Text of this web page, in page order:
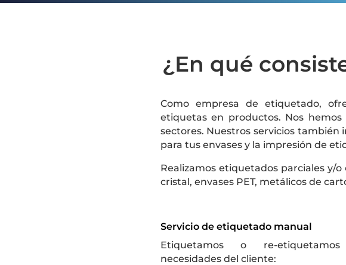
¿En qué
Como empresa de etiquetado,
etiquetas en productos. Nos
sectores. Nuestros servicios
para tus envases y la impresión de
Realizamos etiquetados parciales y/
cristal, envases PET, metálicos de
Servicio de etiquetado manual
Etiquetamos o re-
necesidades del cliente: